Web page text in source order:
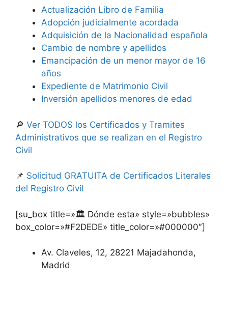
Actualización Libro de Familia
Adopción judicialmente acordada
Adquisición de la Nacionalidad española
Cambio de nombre y apellidos
Emancipación de un menor mayor de 16
años
Expediente de Matrimonio Civil
Inversión apellidos menores de edad
🔎 Ver TODOS los Certificados y Tramites
Administrativos que se realizan en el Registro
Civil
📌 Solicitud GRATUITA de Certificados Literales
del Registro Civil
[su_box title=»🏛️ Dónde esta» style=»bubbles»
box_color=»#F2DEDE» title_color=»#000000″]
Av. Claveles, 12, 28221 Majadahonda,
Madrid